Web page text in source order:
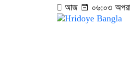
আজ ০৬:০৩